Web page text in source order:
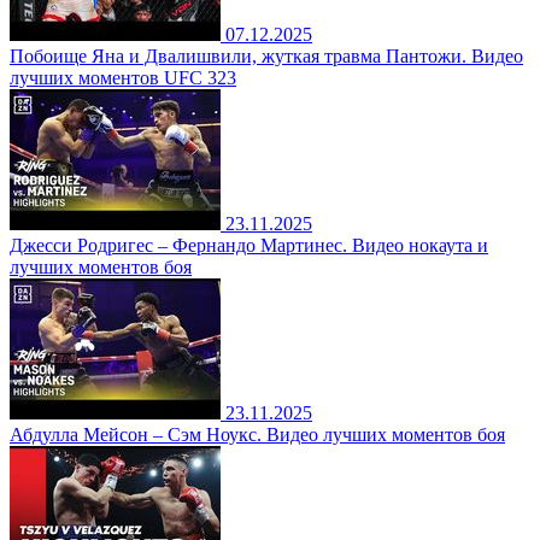
07.12.2025
Побоище Яна и Двалишвили, жуткая травма Пантожи. Видео
лучших моментов UFC 323
23.11.2025
Джесси Родригес – Фернандо Мартинес. Видео нокаута и
лучших моментов боя
23.11.2025
Абдулла Мейсон – Сэм Ноукс. Видео лучших моментов боя